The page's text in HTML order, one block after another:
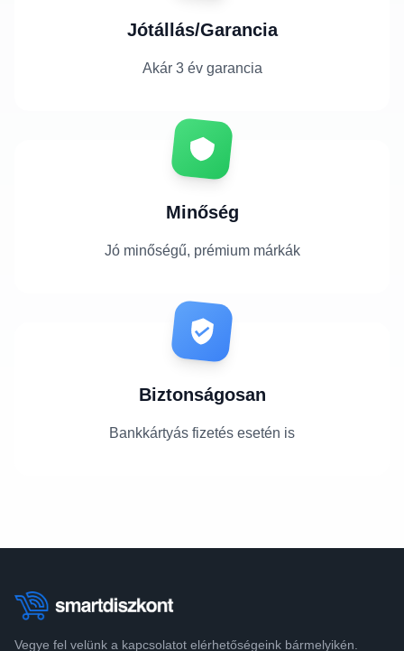
Jótállás/Garancia
Akár 3 év garancia
Minőség
Jó minőségű, prémium márkák
Biztonságosan
Bankkártyás fizetés esetén is
Vegye fel velünk a kapcsolatot elérhetőségeink bármelyikén.